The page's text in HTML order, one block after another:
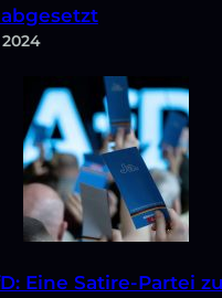
2024
Eine Satire-Partei